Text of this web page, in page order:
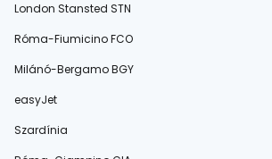
London Stansted STN
Róma-Fiumicino FCO
Milánó-Bergamo BGY
easyJet
Szardínia